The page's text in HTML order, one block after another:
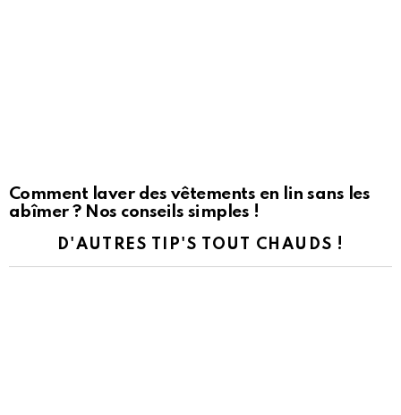
Comment laver des vêtements en lin sans les
abîmer ? Nos conseils simples !
D'AUTRES TIP'S TOUT CHAUDS !